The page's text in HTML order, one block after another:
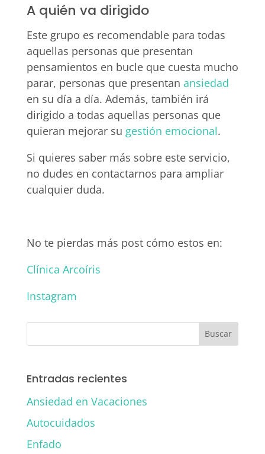
A quién va dirigido
Este grupo es recomendable para todas
aquellas personas que presentan
pensamientos en bucle que cuesta mucho
parar, personas que presentan ansiedad
en su día a día. Además, también irá
dirigido a todas aquellas personas que
quieran mejorar su gestión emocional.
Si quieres saber más sobre este servicio,
no dudes en contactarnos para ampliar
cualquier duda.
No te pierdas más post cómo estos en:
Clínica Arcoíris
Instagram
Entradas recientes
Ansiedad en Vacaciones
Autocuidados
Enfado